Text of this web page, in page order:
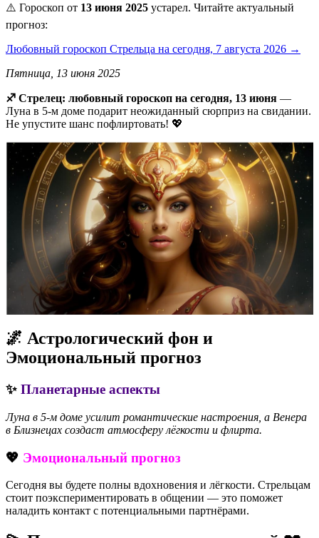
⚠️ Гороскоп от 13 июня 2025 устарел. Читайте актуальный
прогноз:
Любовный гороскоп Стрельца на сегодня, 7 августа 2026 →
Пятница, 13 июня 2025
♐ Стрелец: любовный гороскоп на сегодня, 13 июня —
Луна в 5-м доме подарит неожиданный сюрприз на свидании.
Не упустите шанс пофлиртовать! 💖
🌌 Астрологический фон и
Эмоциональный прогноз
✨ Планетарные аспекты
Луна в 5-м доме усилит романтические настроения, а Венера
в Близнецах создаст атмосферу лёгкости и флирта.
💖 Эмоциональный прогноз
Сегодня вы будете полны вдохновения и лёгкости. Стрельцам
стоит поэкспериментировать в общении — это поможет
наладить контакт с потенциальными партнёрами.